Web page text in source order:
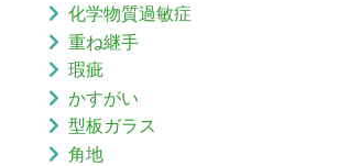
化学物質過敏症
重ね継手
瑕疵
かすがい
型板ガラス
角地